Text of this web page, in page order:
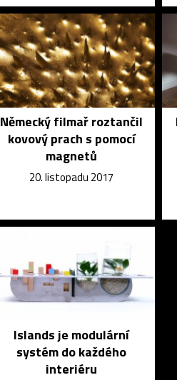
Německý filmař roztančil
kovový prach s pomocí
magnetů
20. listopadu 2017
Islands je modulární
systém do každého
interiéru